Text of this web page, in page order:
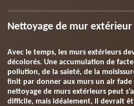
Nettoyage de mur
Avec le temps, les murs extérieurs
décolorés. Une accumulation de
pollution, de la saleté, de la
finit par donner aux murs un air
nettoyage de murs extérieurs peut
difficile, mais idéalement, il devrait